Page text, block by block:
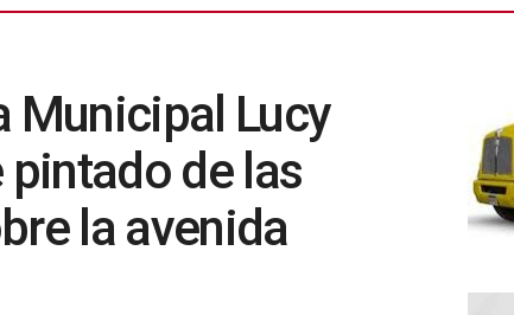
Municipal Lucy
de las
la avenida